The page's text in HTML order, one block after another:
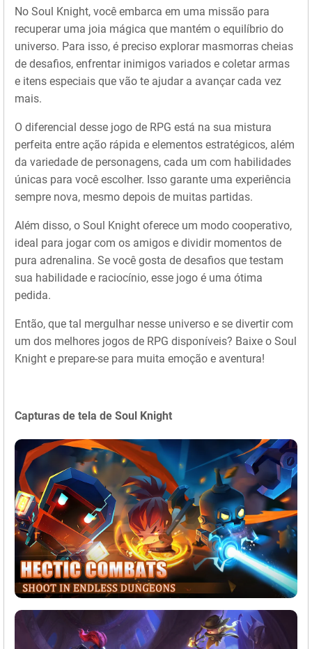
No Soul Knight, você embarca em uma missão para
recuperar uma joia mágica que mantém o equilíbrio do
universo. Para isso, é preciso explorar masmorras cheias
de desafios, enfrentar inimigos variados e coletar armas
e itens especiais que vão te ajudar a avançar cada vez
mais.
O diferencial desse jogo de RPG está na sua mistura
perfeita entre ação rápida e elementos estratégicos, além
da variedade de personagens, cada um com habilidades
únicas para você escolher. Isso garante uma experiência
sempre nova, mesmo depois de muitas partidas.
Além disso, o Soul Knight oferece um modo cooperativo,
ideal para jogar com os amigos e dividir momentos de
pura adrenalina. Se você gosta de desafios que testam
sua habilidade e raciocínio, esse jogo é uma ótima
pedida.
Então, que tal mergulhar nesse universo e se divertir com
um dos melhores jogos de RPG disponíveis? Baixe o Soul
Knight e prepare-se para muita emoção e aventura!
Capturas de tela de Soul Knight